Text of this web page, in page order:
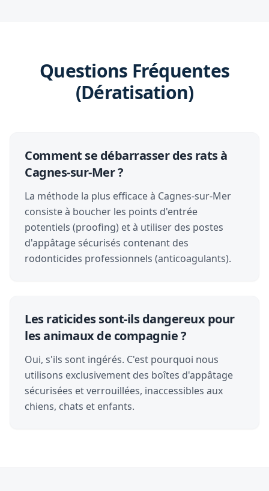
Questions Fréquentes
(Dératisation)
Comment se débarrasser des rats à
Cagnes-sur-Mer ?
La méthode la plus efficace à Cagnes-sur-Mer
consiste à boucher les points d'entrée
potentiels (proofing) et à utiliser des postes
d'appâtage sécurisés contenant des
rodonticides professionnels (anticoagulants).
Les raticides sont-ils dangereux pour
les animaux de compagnie ?
Oui, s'ils sont ingérés. C'est pourquoi nous
utilisons exclusivement des boîtes d'appâtage
sécurisées et verrouillées, inaccessibles aux
chiens, chats et enfants.